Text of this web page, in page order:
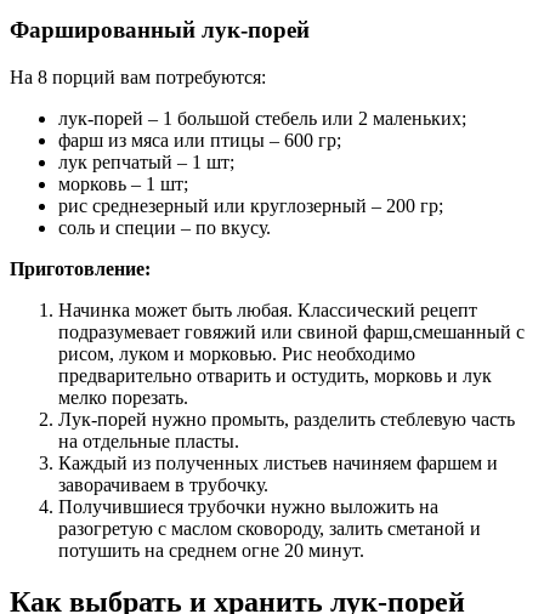
Фаршированный лук-порей
На 8 порций вам потребуются:
лук-порей ‒ 1 большой стебель или 2 маленьких;
фарш из мяса или птицы ‒ 600 гр;
лук репчатый ‒ 1 шт;
морковь ‒ 1 шт;
рис среднезерный или круглозерный ‒ 200 гр;
соль и специи ‒ по вкусу.
Приготовление:
Начинка может быть любая. Классический рецепт
подразумевает говяжий или свиной фарш,смешанный с
рисом, луком и морковью. Рис необходимо
предварительно отварить и остудить, морковь и лук
мелко порезать.
Лук-порей нужно промыть, разделить стеблевую часть
на отдельные пласты.
Каждый из полученных листьев начиняем фаршем и
заворачиваем в трубочку.
Получившиеся трубочки нужно выложить на
разогретую с маслом сковороду, залить сметаной и
потушить на среднем огне 20 минут.
Как выбрать и хранить лук-порей